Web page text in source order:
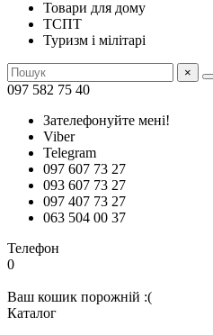
Товари для дому
ТСПТ
Туризм і мілітарі
×
097 582 75 40
Зателефонуйте мені!
Viber
Telegram
097 607 73 27
093 607 73 27
097 407 73 27
063 504 00 37
Телефон
0
Ваш кошик порожній :(
Каталог